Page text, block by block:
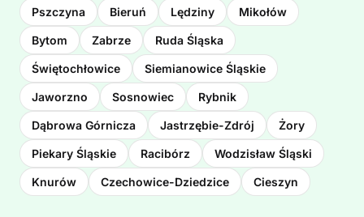
Pszczyna Bieruń Lędziny Mikołów
Bytom Zabrze Ruda Śląska
Świętochłowice Siemianowice Śląskie
Jaworzno Sosnowiec Rybnik
Dąbrowa Górnicza Jastrzębie-Zdrój Żory
Piekary Śląskie Racibórz Wodzisław Śląski
Knurów Czechowice-Dziedzice Cieszyn